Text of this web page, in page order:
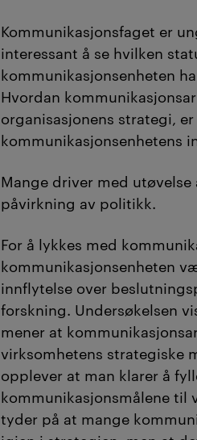
Kommunikasjonsfaget er
interessant å se hvilken
kommunikasjonsenheten
Hvordan
organisasjonens strategi,
kommunikasjonsenhetens
Mange driver med
påvirkning av politikk.
For å lykkes med
kommunikasjonsenheten
innflytelse over
forskning. Undersøkelsen
mener at
virksomhetens strategiske
opplever at man klarer å
kommunikasjonsmålene til
tyder på at mange